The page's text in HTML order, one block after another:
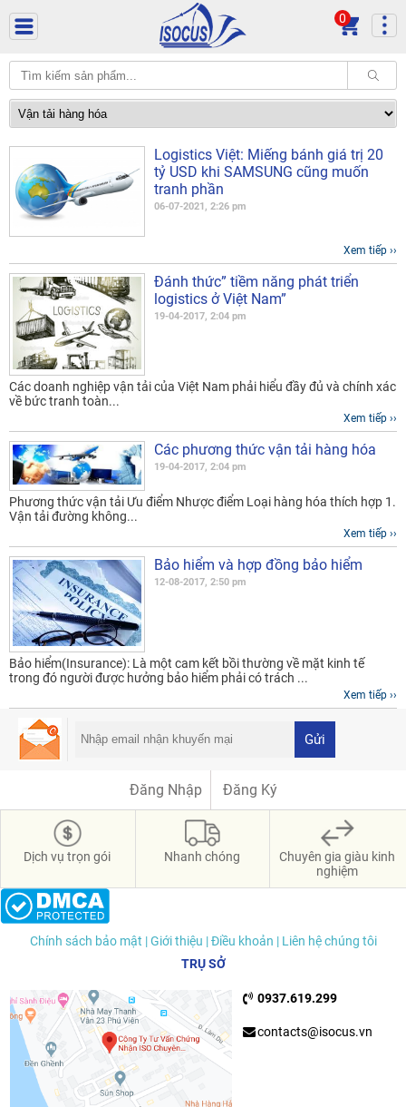
0
Logistics Việt: Miếng bánh giá trị 20
tỷ USD khi SAMSUNG cũng muốn
tranh phần
06-07-2021, 2:26 pm
Xem tiếp ››
Đánh thức” tiềm năng phát triển
logistics ở Việt Nam”
19-04-2017, 2:04 pm
Các doanh nghiệp vận tải của Việt Nam phải hiểu đầy đủ và chính xác
về bức tranh toàn...
Xem tiếp ››
Các phương thức vận tải hàng hóa
19-04-2017, 2:04 pm
Phương thức vận tải Ưu điểm Nhược điểm Loại hàng hóa thích hợp 1.
Vận tải đường không...
Xem tiếp ››
Bảo hiểm và hợp đồng bảo hiểm
12-08-2017, 2:50 pm
Bảo hiểm(Insurance): Là một cam kết bồi thường về mặt kinh tế
trong đó người được hưởng bảo hiểm phải có trách ...
Xem tiếp ››
Gửi
Đăng Nhập Đăng Ký
Dịch vụ trọn gói Nhanh chóng
Chuyên gia giàu kinh
nghiệm
Chính sách bảo mật | Giới thiệu | Điều khoản | Liên hệ chúng tôi
TRỤ SỞ
0937.619.299
contacts@isocus.vn